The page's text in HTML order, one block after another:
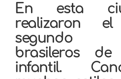
En esta
realizaron
segundo
brasileros
infantil.